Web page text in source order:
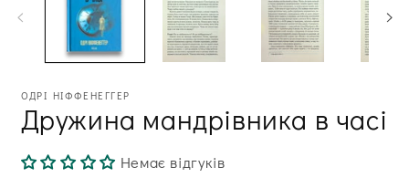
ОДРІ НІФФЕНЕГГЕР
Дружина мандрівника в часі
Немає відгуків